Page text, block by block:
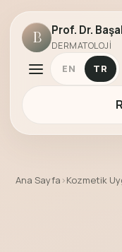
B Prof. Dr.
DERMATOLOJI
EN TR
Ana Sayfa ›Kozmetik